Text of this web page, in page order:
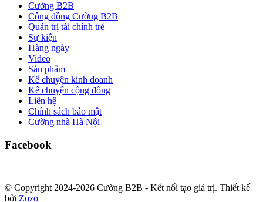
Cường B2B
Cộng đồng Cường B2B
Quản trị tài chính trẻ
Sự kiện
Hàng ngày
Video
Sản phẩm
Kể chuyện kinh doanh
Kể chuyện cộng đồng
Liên hệ
Chính sách bảo mật
Cường nhà Hà Nội
Facebook
© Copyright 2024-2026 Cường B2B - Kết nối tạo giá trị. Thiết kế
bởi Zozo